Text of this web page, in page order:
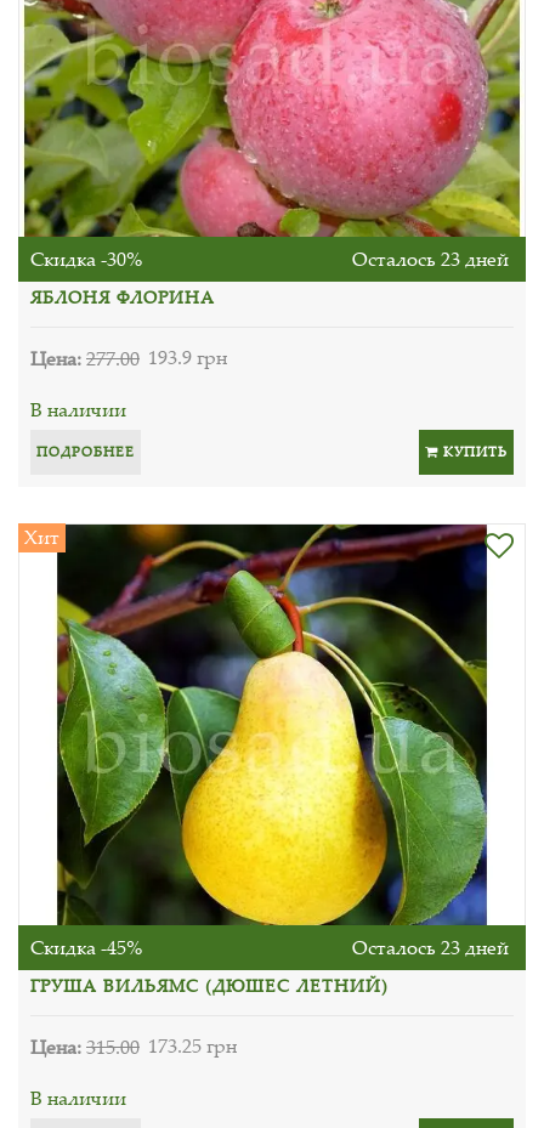
Скидка -30% Осталось 23 дней
ЯБЛОНЯ ФЛОРИНА
Цена:277.00 193.9 грн
В наличии
ПОДРОБНЕЕ КУПИТЬ
Хит
Скидка -45% Осталось 23 дней
ГРУША ВИЛЬЯМС (ДЮШЕС ЛЕТНИЙ)
Цена:315.00 173.25 грн
В наличии